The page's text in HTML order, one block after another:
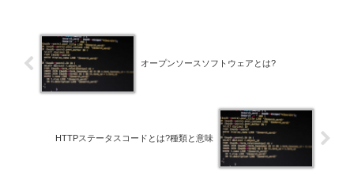
オープンソースソフトウェアとは?
HTTPステータスコードとは?種類と意味